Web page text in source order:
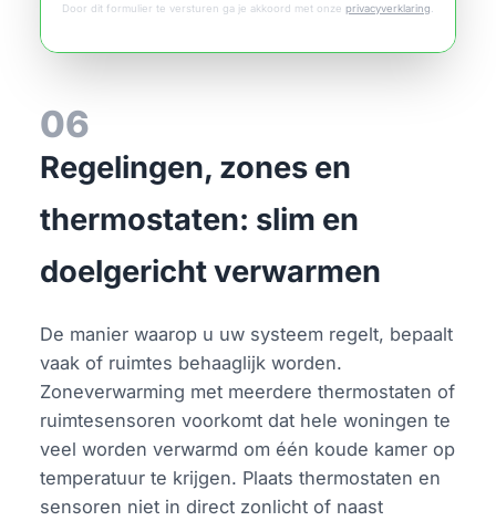
Door dit formulier te versturen ga je akkoord met onze privacyverklaring
06
Regelingen, zones en
thermostaten: slim en
doelgericht verwarmen
De manier waarop u uw systeem regelt, bepaalt
vaak of ruimtes behaaglijk worden.
Zoneverwarming met meerdere thermostaten of
ruimtesensoren voorkomt dat hele woningen te
veel worden verwarmd om één koude kamer op
temperatuur te krijgen. Plaats thermostaten en
sensoren niet in direct zonlicht of naast